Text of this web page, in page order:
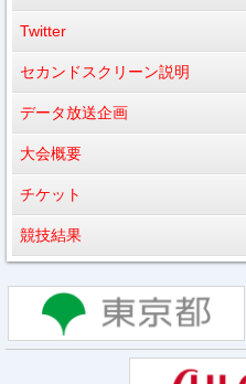
Twitter
セカンドスクリーン説明
データ放送企画
大会概要
チケット
競技結果